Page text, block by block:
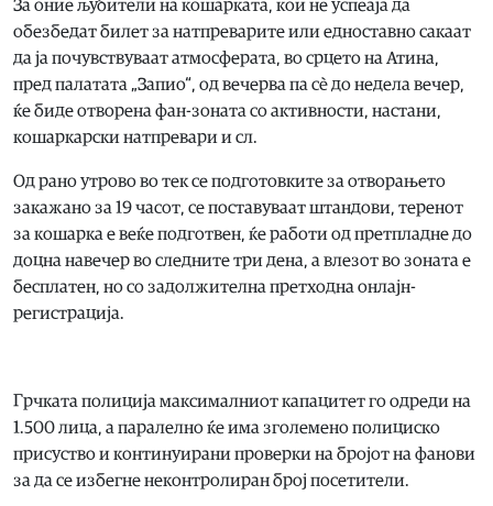
За оние љубители на кошарката, кои не успеаја да
обезбедат билет за натпреварите или едноставно сакаат
да ја почувствуваат атмосферата, во срцето на Атина,
пред палатата „Запио“, од вечерва па сè до недела вечер,
ќе биде отворена фан-зоната со активности, настани,
кошаркарски натпревари и сл.
Од рано утрово во тек се подготовките за отворањето
закажано за 19 часот, се поставуваат штандови, теренот
за кошарка е веќе подготвен, ќе работи од претпладне до
доцна навечер во следните три дена, а влезот во зоната е
бесплатен, но со задолжителна претходна онлајн-
регистрација.
Грчката полиција максималниот капацитет го одреди на
1.500 лица, а паралелно ќе има зголемено полициско
присуство и континуирани проверки на бројот на фанови
за да се избегне неконтролиран број посетители.